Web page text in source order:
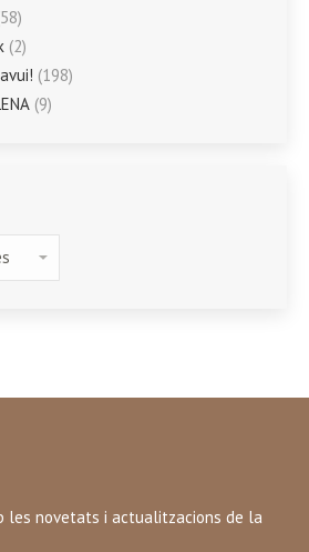
(2)
(198)
(9)
les novetats i actualitzacions de la